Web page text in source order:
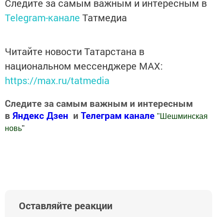
Следите за самым важным и интересным в
Telegram-канале Татмедиа
Читайте новости Татарстана в
национальном мессенджере MАХ:
https://max.ru/tatmedia
Следите за самым важным и интересным
в Яндекс Дзен и Телеграм канале " Шешминская
новь"
Оставляйте реакции